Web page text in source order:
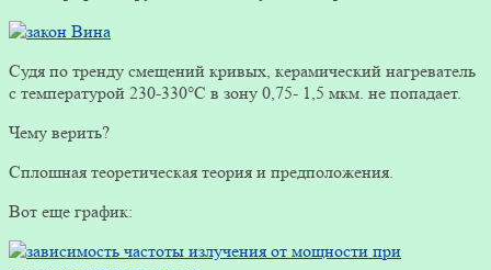
Судя по тренду смещений кривых, керамический нагреватель
с температурой 230-330°С в зону 0,75- 1,5 мкм. не попадает.
Чему верить?
Сплошная теоретическая теория и предположения.
Вот еще график: